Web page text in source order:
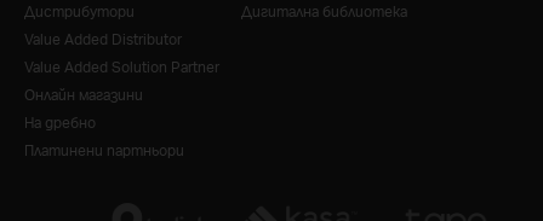
Дистрибутори
Value Added Distributor
Value Added Solution Partner
Онлайн магазини
На дребно
Платинени партньори
Дигитална библиотека